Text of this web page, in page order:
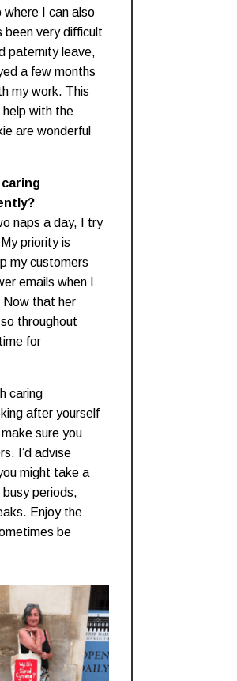
I can also
been very difficult
paternity leave,
a few months
my work. This
with the
are wonderful
naps a day, I try
priority is
my customers
emails when I
Now that her
throughout
for
caring
after yourself
sure you
I’d advise
might take a
periods,
Enjoy the
be